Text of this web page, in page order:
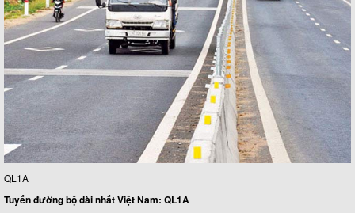
QL1A
Tuyến đường bộ dài nhất Việt Nam: QL1A